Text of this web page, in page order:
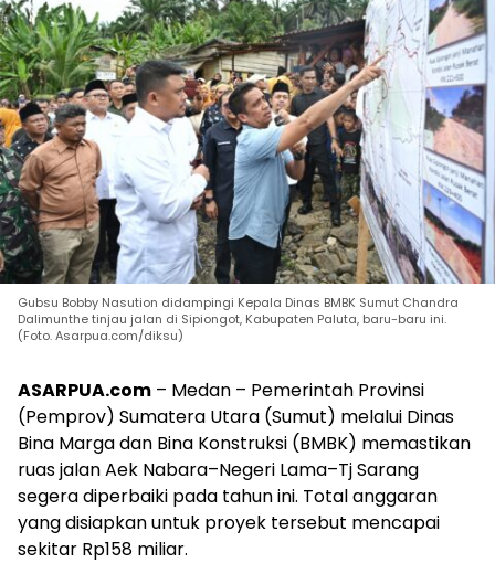
Gubsu Bobby Nasution didampingi Kepala Dinas BMBK Sumut Chandra
Dalimunthe tinjau jalan di Sipiongot, Kabupaten Paluta, baru-baru ini.
(Foto. Asarpua.com/diksu)
ASARPUA.com – Medan – Pemerintah Provinsi
(Pemprov) Sumatera Utara (Sumut) melalui Dinas
Bina Marga dan Bina Konstruksi (BMBK) memastikan
ruas jalan Aek Nabara–Negeri Lama–Tj Sarang
segera diperbaiki pada tahun ini. Total anggaran
yang disiapkan untuk proyek tersebut mencapai
sekitar Rp158 miliar.